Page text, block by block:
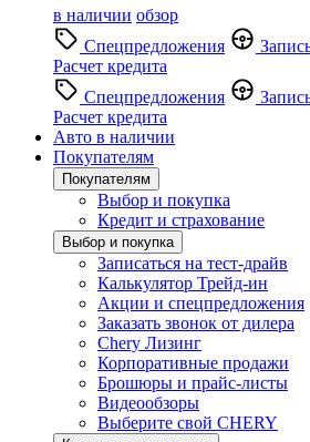
в наличии обзор
Спецпредложения
Расчет кредита
Спецпредложения
Расчет кредита
Авто в наличии
Покупателям
Покупателям
Выбор и покупка
Кредит и страхование
Выбор и покупка
Записаться на тест-драйв
Калькулятор Трейд-ин
Акции и спецпредложения
Заказать звонок от дилера
Chery Лизинг
Корпоративные продажи
Брошюры и прайс-листы
Видеообзоры
Выберите свой CHERY